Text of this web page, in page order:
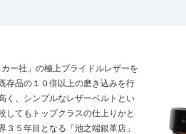
ー社」の極上ブライドルレザーを
存品の１０倍以上の磨き込みを行
く、シンプルなレザーベルトとい
してもトップクラスの仕上りかと
５年目となる「池之端銀革店」